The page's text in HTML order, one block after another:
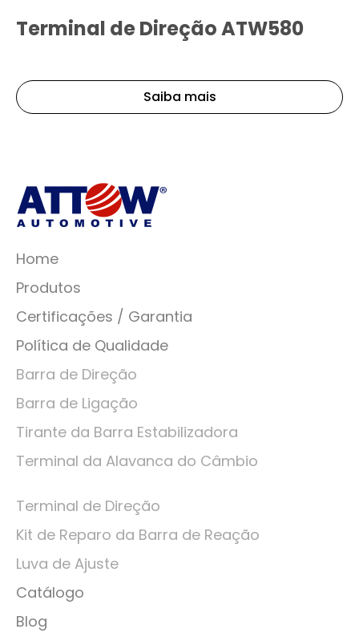
Terminal de Direção ATW580
Saiba mais
Home
Produtos
Certificações / Garantia
Política de Qualidade
Barra de Direção
Barra de Ligação
Tirante da Barra Estabilizadora
Terminal da Alavanca do Câmbio
Terminal de Direção
Kit de Reparo da Barra de Reação
Luva de Ajuste
Catálogo
Blog